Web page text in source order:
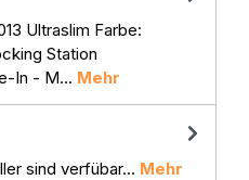
Ultraslim Farbe:
Station
In - M… Mehr
sind verfübar... Mehr